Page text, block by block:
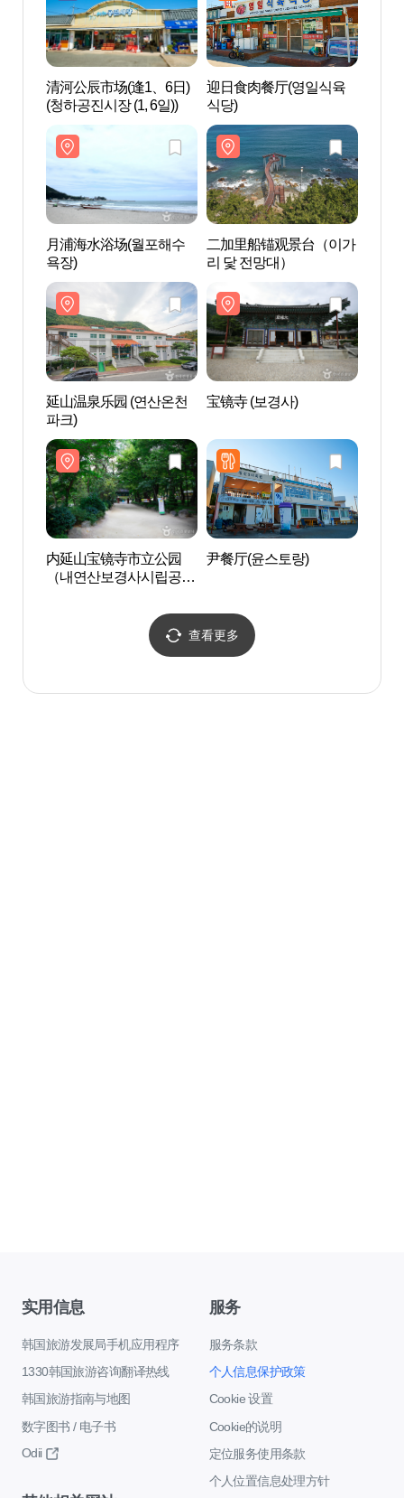
清河公辰市场(逢1、6日)
(청하공진시장 (1, 6일))
迎日食肉餐厅(영일식육
식당)
月浦海水浴场(월포해수
욕장)
二加里船锚观景台（이가
리 닻 전망대）
延山温泉乐园 (연산온천
파크)
宝镜寺 (보경사)
内延山宝镜寺市立公园
（내연산보경사시립공
尹餐厅(윤스토랑)
查看更多
实用信息
韩国旅游发展局手机应用程序
1330韩国旅游咨询翻译热线
韩国旅游指南与地图
数字图书 / 电子书
Odii
服务
服务条款
个人信息保护政策
Cookie 设置
Cookie的说明
定位服务使用条款
个人位置信息处理方针